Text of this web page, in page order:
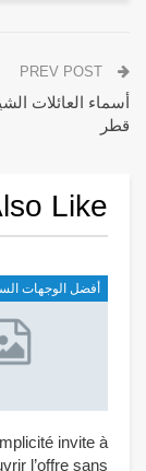
أسماء العائلات
قطر
Like
invite à
l’offre sans